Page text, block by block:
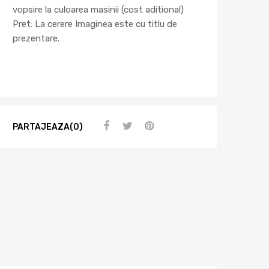
vopsire la culoarea masinii (cost aditional)
Pret: La cerere Imaginea este cu titlu de
prezentare.
PARTAJEAZA(0)